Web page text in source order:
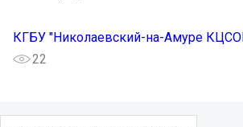
КГБУ "Николаевский-на-Амуре
22